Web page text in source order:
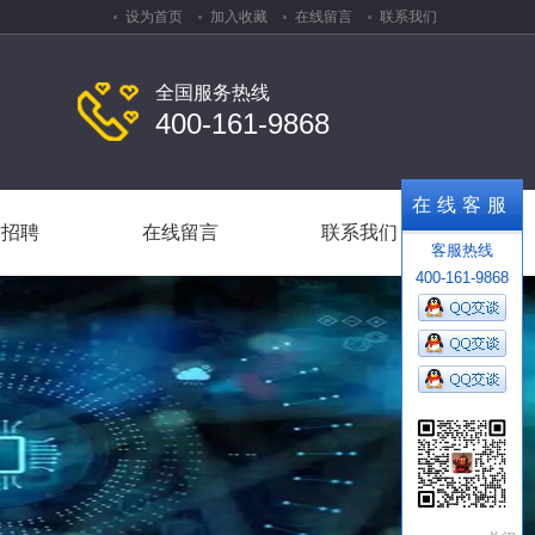
设为首页 加入收藏 在线留言 联系我们
全国服务热线
400-161-9868
聘 在线留言 联系我们
在线客服
客服热线
400-161-9868